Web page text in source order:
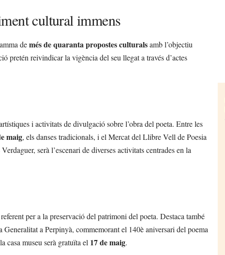
cultural immens
demés de quaranta propostes culturalsamb l’objectiu
pretén reivindicar la vigència del seu llegat a través d’actes
i activitats de divulgació sobre l’obra del poeta. Entre les
maig, els danses tradicionals, i el Mercat del Llibre Vell de Poesia
serà l’escenari de diverses activitats centrades en la
per a la preservació del patrimoni del poeta. Destaca també
a Perpinyà, commemorant el 140è aniversari del poema
casa museu serà gratuïta el 17 de maig.